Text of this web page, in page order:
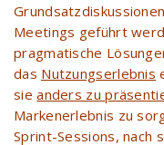
Meetings geführt
pragmatische
das Nutzungserlebnis
sieanders zu
Markenerlebnis zu
Sprint-Sessions, nach